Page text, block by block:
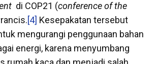
di COP21 (conference of the
[4] Kesepakatan tersebut
mengurangi penggunaan bahan
energi, karena menyumbang